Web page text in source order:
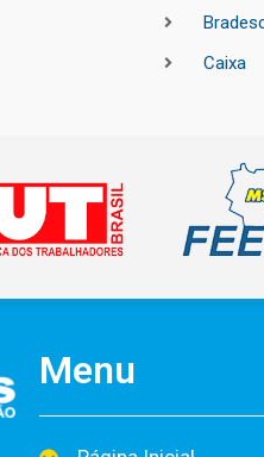
Caixa
Menu